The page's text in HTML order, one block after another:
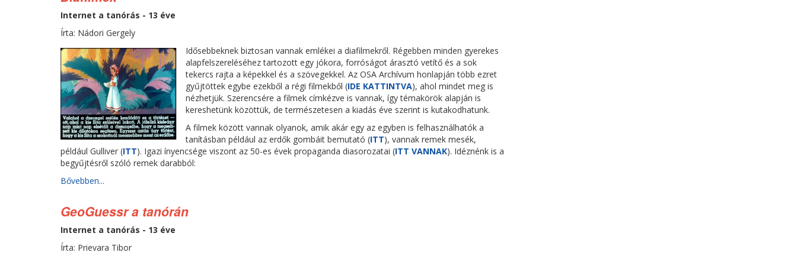
Internet a tanórás - 13 éve
Írta: Nádori Gergely
Idősebbeknek biztosan vannak emlékei a diafilmekről. Régebben minden gyerekes
alapfelszereléséhez tartozott egy jókora, forróságot árasztó vetítő és a sok
tekercs rajta a képekkel és a szövegekkel. Az OSA Archívum honlapján több ezret
gyűjtöttek egybe ezekből a régi filmekből (IDE KATTINTVA), ahol mindet meg is
nézhetjük. Szerencsére a filmek címkézve is vannak, így témakörök alapján is
kereshetünk közöttük, de természetesen a kiadás éve szerint is kutakodhatunk.
A filmek között vannak olyanok, amik akár egy az egyben is felhasználhatók a
tanításban például az erdők gombáit bemutató (ITT), vannak remek mesék,
például Gulliver (ITT). Igazi ínyencsége viszont az 50-es évek propaganda diasorozatai (ITT VANNAK). Idéznénk is a
begyűjtésről szóló remek darabból:
Bővebben...
GeoGuessr a tanórán
Internet a tanórás - 13 éve
Írta: Prievara Tibor